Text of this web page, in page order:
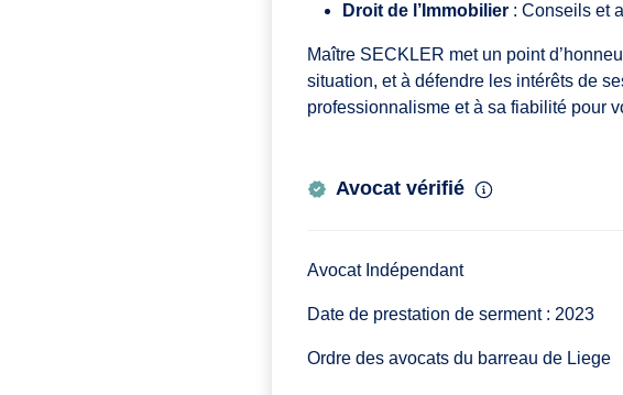
Droit de l’Immobilier : Conseils et
Maître SECKLER met un point
situation, et à défendre les intérêts de
professionnalisme et à sa fiabilité pour
Avocat vérifié
Avocat Indépendant
Date de prestation de serment : 2023
Ordre des avocats du barreau de Liege